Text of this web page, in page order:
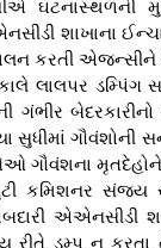
ઘટનાસ્થળની
શાખાના
કરતી એજન્સીને
લાલપર ડમ્પિંગ
ગંભીર
સુધીમાં ગૌવંશોની
ગૌવંશના
કમિશનર સંજય
એએનસીડી
રીતે ડમ્પ ન કરતા